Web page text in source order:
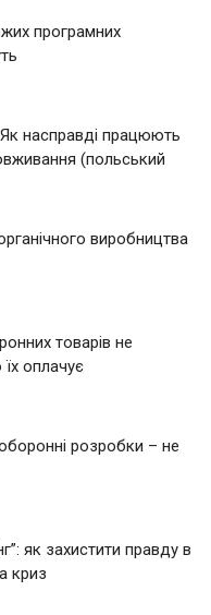
програмних
насправді працюють
(польський
виробництва
товарів не
оплачує
розробки – не
як захистити правду в
криз